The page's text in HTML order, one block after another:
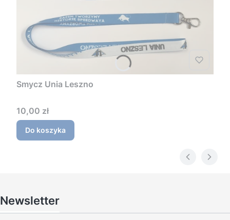
Smycz Unia Leszno
Cena
10,00 zł
Do koszyka
Newsletter